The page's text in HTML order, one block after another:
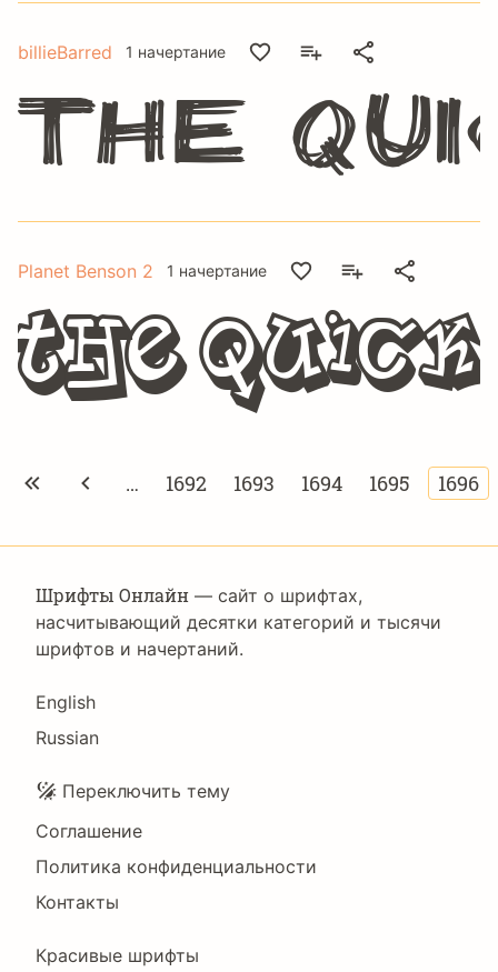
billieBarred 1 начертание
The
Planet Benson 2 1 начертание
The
…
Page
1692
Page
1693
Page
1694
Page
1695 1696
Шрифты Онлайн — сайт о шрифтах,
насчитывающий десятки категорий и тысячи
шрифтов и начертаний.
Language
English
Russian
Подвал
Переключить тему
Соглашение
Политика конфиденциальности
Контакты
Footer
Красивые шрифты